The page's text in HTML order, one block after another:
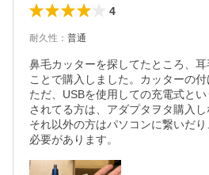
4
耐久性 ： 普通
鼻毛カッターを探してたところ、
ことで購入しました。カッターの付
ただ、USBを使用しての充電式と
されてる方は、アダプタヲタ購入し
それ以外の方はパソコンに繋いだ
必要があります。